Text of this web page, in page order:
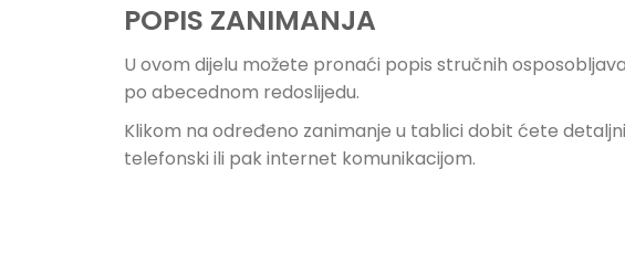
POPIS ZANIMANJA
U ovom dijelu možete pronaći popis stručnih
po abecednom redoslijedu.
Klikom na određeno zanimanje u tablici dobit ćete
telefonski ili pak internet komunikacijom.